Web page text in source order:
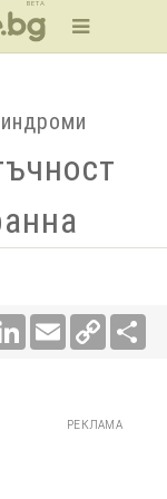
BETA
LinkedInEmail
Copy
Link
РЕКЛАМА